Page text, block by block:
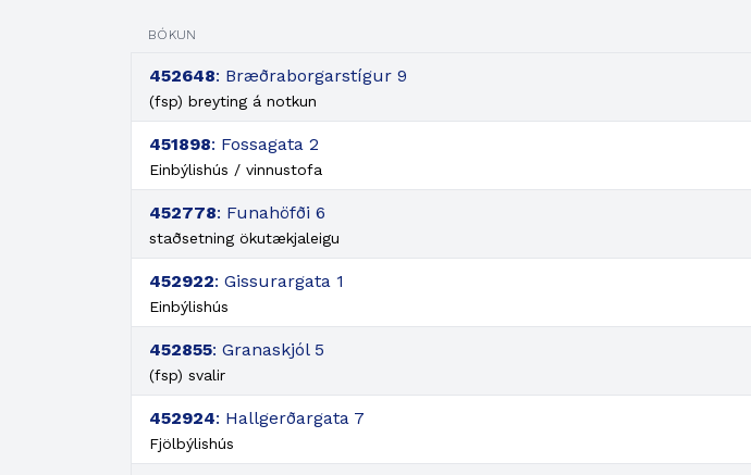
BÓKUN
452648: Bræðraborgarstígur 9
(fsp) breyting á notkun
451898: Fossagata 2
Einbýlishús / vinnustofa
452778: Funahöfði 6
staðsetning ökutækjaleigu
452922: Gissurargata 1
Einbýlishús
452855: Granaskjól 5
(fsp) svalir
452924: Hallgerðargata 7
Fjölbýlishús